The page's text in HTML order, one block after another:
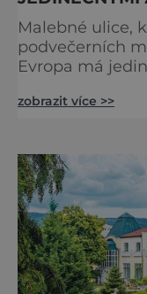
Malebné ulice,
podvečerních
Evropa má
zve na cestu
podobě. Města s neopakovatelnou
atmosférou
měst, která patří
zobrazit více >>